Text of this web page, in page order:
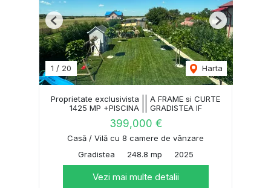
1 / 20 Harta
Previous Next
Proprietate exclusivista || A FRAME si CURTE
1425 MP +PISCINA || GRADISTEA IF
399,000 €
Casă / Vilă cu 8 camere de vânzare
Gradistea
248.8 mp 2025
Vezi mai multe detalii